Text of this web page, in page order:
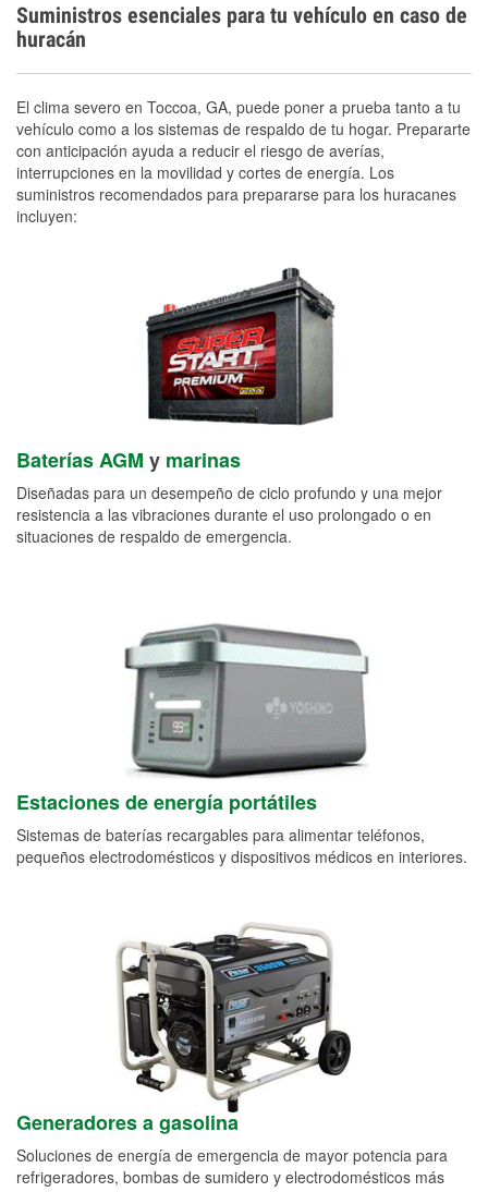
Suministros esenciales para tu vehículo en caso de
huracán
El clima severo en Toccoa, GA, puede poner a prueba tanto a tu
vehículo como a los sistemas de respaldo de tu hogar. Prepararte
con anticipación ayuda a reducir el riesgo de averías,
interrupciones en la movilidad y cortes de energía. Los
suministros recomendados para prepararse para los huracanes
incluyen:
Baterías AGM y marinas
Diseñadas para un desempeño de ciclo profundo y una mejor
resistencia a las vibraciones durante el uso prolongado o en
situaciones de respaldo de emergencia.
Estaciones de energía portátiles
Sistemas de baterías recargables para alimentar teléfonos,
pequeños electrodomésticos y dispositivos médicos en interiores.
Generadores a gasolina
Soluciones de energía de emergencia de mayor potencia para
refrigeradores, bombas de sumidero y electrodomésticos más